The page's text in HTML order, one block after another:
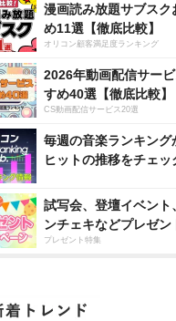
漫画読み放題サブスク
め11選【徹底比較】
オリコン顧客満足度ランキング
2026年動画配信サー
すめ40選【徹底比較】
CS動画配信サービス20選
毎週の音楽ランキング
ヒットの推移をチェッ
試写会、登壇イベント
ンチェキなどプレゼン
プレゼント特集